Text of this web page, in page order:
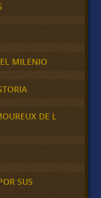
MILENIO
DE L
SUS